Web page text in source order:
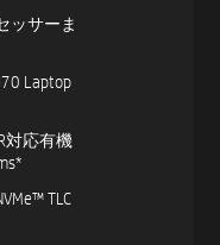
ッサーま
Laptop
対応有機
TLC